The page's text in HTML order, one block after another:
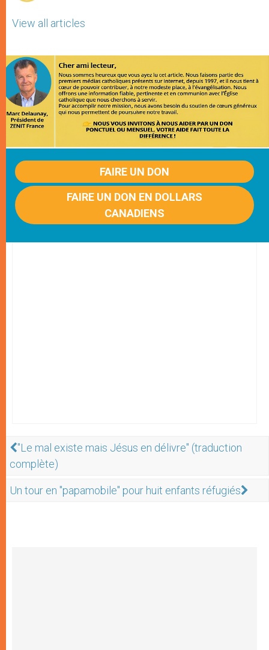
View all articles
FAIRE UN DON
FAIRE UN DON EN DOLLARS
CANADIENS
"Le mal existe mais Jésus en délivre" (traduction
complète)
Un tour en "papamobile" pour huit enfants réfugiés